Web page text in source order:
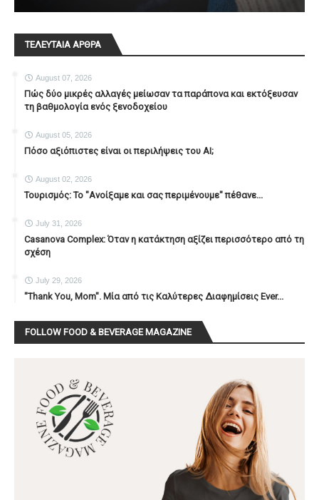
ΤΕΛΕΥΤΑΙΑ ΑΡΘΡΑ
August 07, 2026
Πώς δύο μικρές αλλαγές μείωσαν τα παράπονα και εκτόξευσαν
τη βαθμολογία ενός ξενοδοχείου
August 05, 2026
Πόσο αξιόπιστες είναι οι περιλήψεις του ΑΙ;
August 02, 2026
Τουρισμός: Το "Ανοίξαμε και σας περιμένουμε" πέθανε...
July 31, 2026
Casanova Complex: Όταν η κατάκτηση αξίζει περισσότερο από τη
σχέση
July 29, 2026
"Thank You, Mοm". Μία από τις Καλύτερες Διαφημίσεις Ever...
FOLLOW FOOD & BEVERAGE MAGAZINE